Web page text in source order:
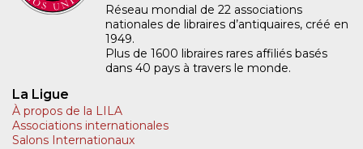
Réseau mondial de 22 associations
nationales de libraires d’antiquaires, créé en
1949.
Plus de 1600 libraires rares affiliés basés
dans 40 pays à travers le monde.
La Ligue
À propos de la LILA
Associations internationales
Salons Internationaux